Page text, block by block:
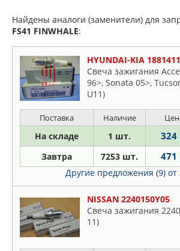
Найдены аналоги (заменители) для
FS41 FINWHALE:
HYUNDAI-KIA
Свеча зажигания
96>, Sonata 05>,
U11)
Поставка Наличие
На складе 1 шт. 324
Завтра 7253 шт. 471
Другие предложения (9) от
NISSAN 2240150Y05
Свеча зажигания
11)